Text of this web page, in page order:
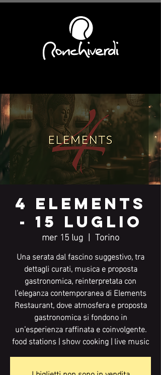
4 elements
- 15 luglio
mer 15 lug
  |
Torino
Una serata dal fascino suggestivo, tra
dettagli curati, musica e proposta
gastronomica, reinterpretata con
l’eleganza contemporanea di Elements
Restaurant, dove atmosfera e proposta
gastronomica si fondono in
un’esperienza raffinata e coinvolgente.
food stations | show cooking | live music